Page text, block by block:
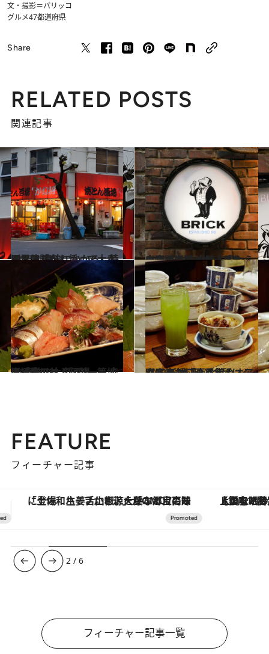
文・撮影＝パリッコ
グルメ47都道府県
Share
RELATED POSTS
関連記事
2023.3.23
五反田「かね将」で大衆酒場の 魔法にかかる、特別な体験を
グルメ 2022.12.13
中野の老舗バー「ブリック」が復活 当時と変わらぬ空間でハイボールを
グルメ
2020.12.11
高級店の並ぶ駅前一等地に 奇跡の大衆酒場――赤坂「梓川」
グルメ 2021.3.20
家庭的な料理と会話にくつろぐ オフィス街のオアシス 新橋「壹番館」
グルメ
FEATURE
フィーチャー記事
【銀座で出合う最旬美容】美髪ケアや上質な眠り…セルフケアのアップデートから、特別な名入れギフトまで。大人のための「ReFa GINZA」クルーズ ヴァシュロン・コンスタンタ
3 /6
フィーチャー記事一覧